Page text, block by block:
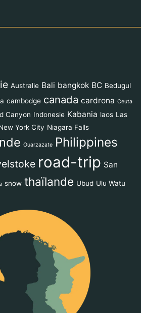
Australie Bali bangkok BC Bedugul
cambodge canada cardrona Ceuta
Canyon Indonesie Kabania laos Las
York City Niagara Falls
Ouarzazate Philippines
road-trip San
snow thaïlande Ubud Ulu Watu